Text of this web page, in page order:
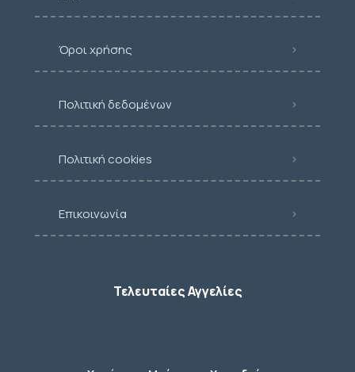
Όροι χρήσης
Πολιτική δεδομένων
Πολιτική cookies
Επικοινωνία
Τελευταίες Αγγελίες